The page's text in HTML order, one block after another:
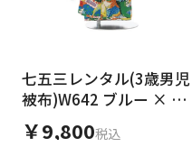
七五三レンタル(3歳男児
被布)W642 ブルー × 白
地 ダイナソー
￥9,800税込